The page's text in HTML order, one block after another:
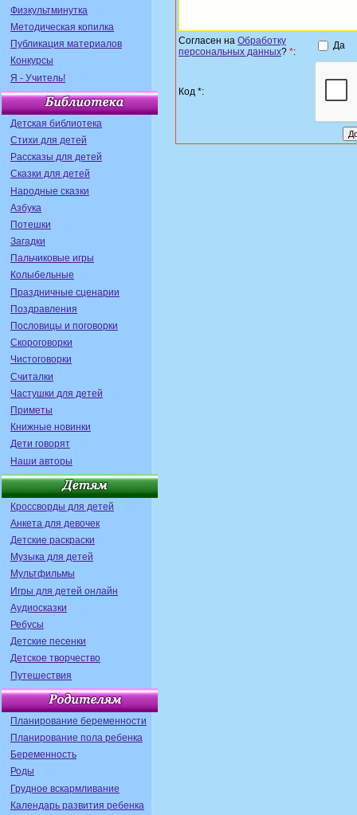
Физкультминутка
Методическая копилка
Публикация материалов
Конкурсы
Я - Учитель!
Детская библиотека
Стихи для детей
Рассказы для детей
Сказки для детей
Народные сказки
Азбука
Потешки
Загадки
Пальчиковые игры
Колыбельные
Праздничные сценарии
Поздравления
Пословицы и поговорки
Скороговорки
Чистоговорки
Считалки
Частушки для детей
Приметы
Книжные новинки
Дети говорят
Наши авторы
Кроссворды для детей
Анкета для девочек
Детские раскраски
Музыка для детей
Мультфильмы
Игры для детей онлайн
Аудиосказки
Ребусы
Детские песенки
Детское творчество
Путешествия
Планирование беременности
Планирование пола ребенка
Беременность
Роды
Грудное вскармливание
Календарь развития ребенка
Согласен на Обработку
персональных данных? *:
Да
Код *: